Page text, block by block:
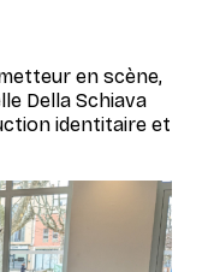
en scène,
Della Schiava
identitaire et